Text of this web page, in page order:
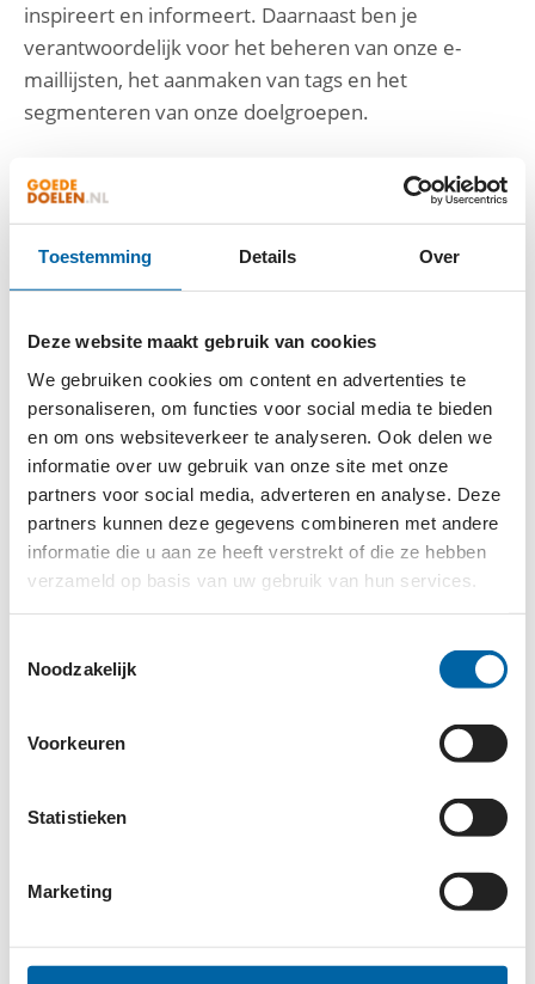
Toestemming Details Over
Deze website maakt gebruik van cookies
We gebruiken cookies om content en advertenties te
personaliseren, om functies voor social media te bieden
en om ons websiteverkeer te analyseren. Ook delen we
informatie over uw gebruik van onze site met onze
partners voor social media, adverteren en analyse. Deze
partners kunnen deze gegevens combineren met andere
informatie die u aan ze heeft verstrekt of die ze hebben
verzameld op basis van uw gebruik van hun services.
Noodzakelijk
Voorkeuren
Statistieken
Marketing
inspireert en informeert. Daarnaast ben je
verantwoordelijk voor het beheren van onze e-
maillijsten, het aanmaken van tags en het
segmenteren van onze doelgroepen.
Taken en verantwoordelijkheden:
Ontwerpen en opmaken van e-mailtemplates die
aansluiten bij onze huisstijl en doelstellingen.
Opstellen en plannen van e-mailcampagnes,
inclusief het bepalen van de juiste verzendtijden
Beheren van e-maillijsten en het up-to-date
houden van contactgegevens.
Creëren van tags en segmenten om onze
doelgroepen effectief te targeten.
Monitoren en analyseren van de prestaties van
e-mailcampagnes, en het doen van
aanbevelingen voor verbetering.
Samenwerken met andere teamleden om
ontwikkelen en uit te voeren.
Ervaring met het werken met MailChimp of een
Uitstekende kennis van HTML en CSS voor het